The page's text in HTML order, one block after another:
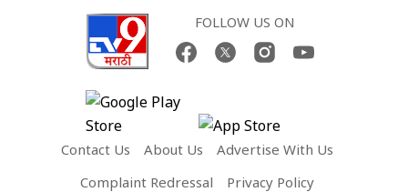
FOLLOW US ON
Contact Us About Us
Advertise With Us
Complaint Redressal
Privacy Policy